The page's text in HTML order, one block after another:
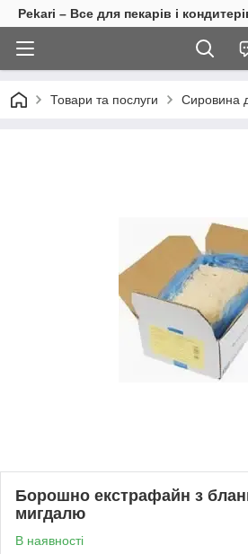
Pekari – Все для пекарів і
Товари та послуги Сировина
Борошно екстрафайн з
мигдалю
В наявності